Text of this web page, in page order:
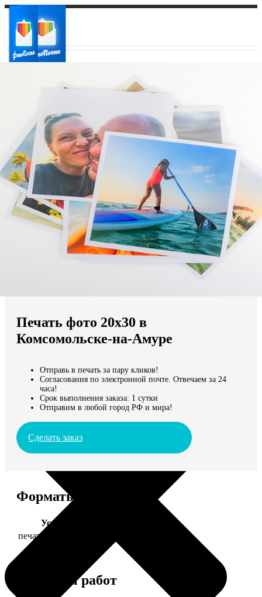
Ваш регион доставки
Выберите из списка:
Мы доставляем по всему миру
Продолжить без города
Печать фото 20х30 в
Комсомольске-на-Амуре
Отправь в печать за пару кликов!
Согласования по электронной почте. Отвечаем за 24
часа!
Срок выполнения заказа: 1 сутки
Отправим в любой город РФ и мира!
Сделать заказ
Форматы и цены
Услуга
печать фото 20х30
Примеры работ